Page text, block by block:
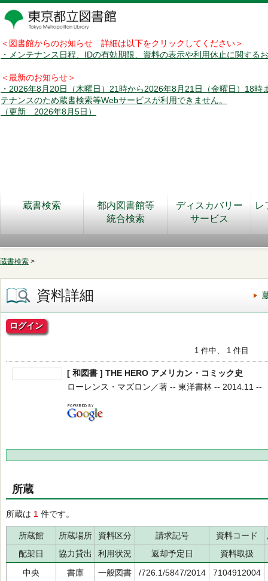
＜図書館からのお知らせ 詳細は以下をクリックしてください＞
・メンテナンス日程、IDの有効期限、資料の表示や利用休止に関する
＜最新のお知らせ＞
・2026年8月20日（木曜日）21時から2026年8月21日（金曜日）18時
テナンスのため蔵書検索等Webサービスが利用できません。
（更新 2026年8月5日）
蔵書検索
都内図書館等
統合検索
ディスカバリー
サービス
レ
蔵書検索 >
資料詳細
ログイン
1 件中、 1 件目
[ 和図書 ] THE HERO アメリカン・コミック史
ローレンス・マズロン／著 -- 東洋書林 -- 2014.11 --
所蔵
所蔵は 1 件です。
所蔵館 所蔵場所 資料区分 請求記号 資料コード
配架日
協力貸出 利用状況 返却予定日
資料取扱
中央
書庫 一般図書 /726.1/5847/2014
7104912004